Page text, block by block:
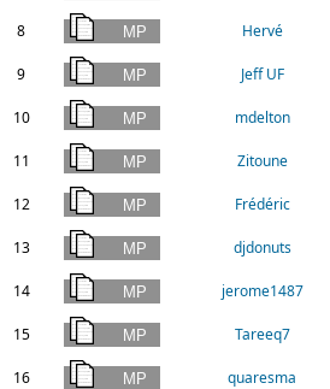
8 Hervé
9 Jeff UF
10 mdelton
11 Zitoune
12 Frédéric
13 djdonuts
14 jerome1487
15 Tareeq7
16 quaresma